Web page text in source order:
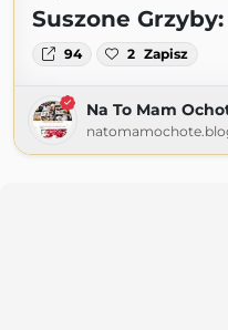
Suszone
94 2 Zapisz
Na To Mam